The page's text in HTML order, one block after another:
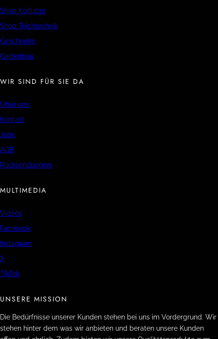
Shop Koifutter
Shop Teichtechnik
Geschenke
Gartenbau
WIR SIND FÜR SIE DA
Über uns
Kontakt
Jobs
AGB
Rücksendungen
MULTIMEDIA
Videos
Facebook
Instagram
X
TikTok
UNSERE MISSION
Die Bedürfnisse unserer Kunden stehen bei uns im Vordergrund. Wir
stehen hinter dem was wir anbieten und beraten unsere Kunden